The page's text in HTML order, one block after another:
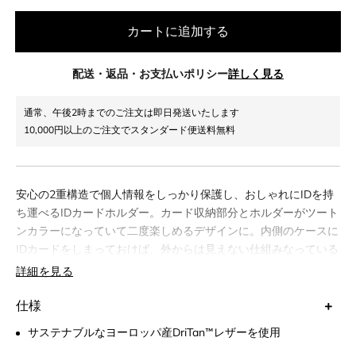
カートに追加する
配送・返品・お支払いポリシー詳しく見る
通常、午後2時までのご注文は即日発送いたします
10,000円以上のご注文でスタンダード便送料無料
安心の2重構造で個人情報をしっかり保護し、おしゃれにIDを持
ち運べるIDカードホルダー。カード収納部分とホルダーがツート
ンカラーになっていて二度楽しめるデザインに。内側のケースに
IDカードをしまっておけば、外からは見えない仕組みなっている
のでオフィスの外へ出るときも安全。外側のケースはカードスロ
マートにお会計が可能に。
詳細を見る
仕様
サステナブルなヨーロッパ産DriTan™レザーを使用